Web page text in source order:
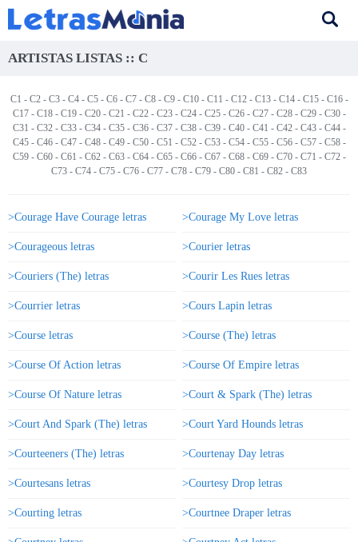
ARTISTAS LISTAS :: C
C1 - C2- C3- C4- C5- C6- C7- C8- C9- C10- C11 - C12- C13- C14- C15- C16-
C17- C18- C19- C20- C21 - C22- C23- C24- C25- C26- C27- C28- C29- C30-
C31 - C32- C33- C34- C35- C36- C37- C38- C39- C40- C41 - C42- C43- C44-
C45- C46- C47- C48- C49- C50- C51 - C52- C53- C54- C55- C56- C57- C58-
C59- C60- C61 - C62- C63- C64- C65- C66- C67- C68- C69- C70- C71 - C72 -
C73 - C74 - C75 - C76 - C77 - C78 - C79 - C80 - C81 - C82 - C83
>Courage Have Courage letras >Courage My Love letras
>Courageous letras >Courier letras
>Couriers (The) letras >Courir Les Rues letras
>Courrier letras >Cours Lapin letras
>Course letras >Course (The) letras
>Course Of Action letras >Course Of Empire letras
>Course Of Nature letras >Court & Spark (The) letras
>Court And Spark (The) letras >Court Yard Hounds letras
>Courteeners (The) letras >Courtenay Day letras
>Courtesans letras >Courtesy Drop letras
>Courting letras >Courtnee Draper letras